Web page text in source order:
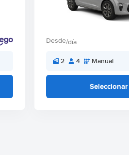
Desde/día
2 4 Manual
Seleccionar